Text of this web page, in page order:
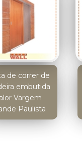
de correr de
embutida
Vargem
Paulista